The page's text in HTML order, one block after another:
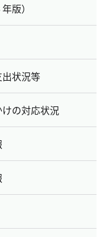
版）
状況等
の対応状況